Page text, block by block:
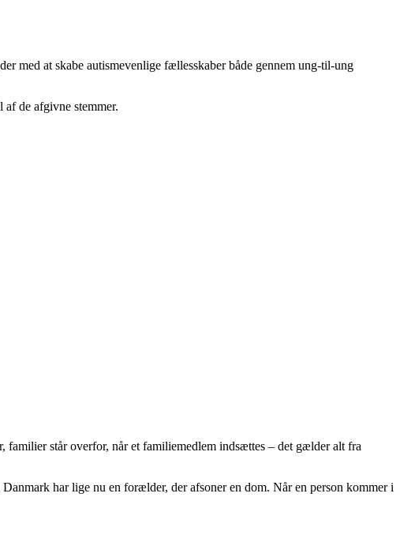
med at skabe autismevenlige fællesskaber både gennem ung-til-ung
de afgivne stemmer.
familier står overfor, når et familiemedlem indsættes – det gælder alt fra
har lige nu en forælder, der afsoner en dom. Når en person kommer i